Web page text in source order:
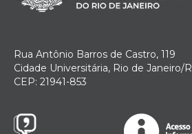
Rua Antônio Barros de Castro, 119
Cidade Universitária, Rio de Janeiro/
CEP: 21941-853